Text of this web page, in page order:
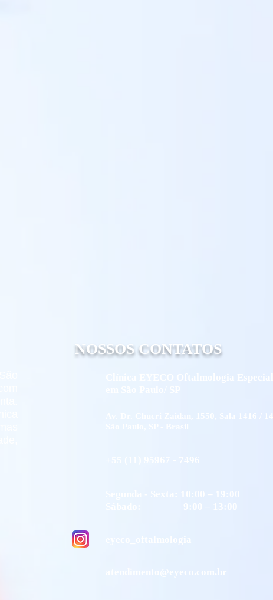
NOSSOS CONTATOS
Clínica EYECO Oftalmologia
Av. Dr. Chucri Zaidan, 1550, Sala 1416 /
São Paulo, SP - Brasil
+55 (11) 95967 - 7496
Segunda - Sexta: 10:00 – 19:00
​Sábado: 9:00 – 13:00
eyeco_oftalmologia
atendimento@eyeco.com.br